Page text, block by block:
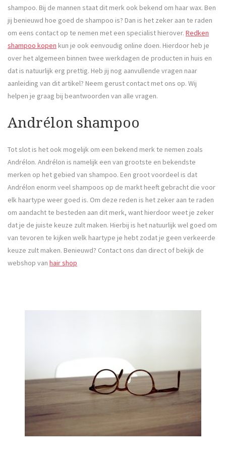
shampoo. Bij de mannen staat dit merk ook bekend om haar wax. Ben
jij benieuwd hoe goed de shampoo is? Dan is het zeker aan te raden
om eens contact op te nemen met een specialist hierover. Redken
shampoo kopen kun je ook eenvoudig online doen. Hierdoor heb je
over het algemeen binnen twee werkdagen de producten in huis en
dat is natuurlijk erg prettig. Heb jij nog aanvullende vragen naar
aanleiding van dit artikel? Neem gerust contact met ons op. Wij
helpen je graag bij beantwoorden van alle vragen.
Andrélon shampoo
Tot slot is het ook mogelijk om een bekend merk te nemen zoals
Andrélon. Andrélon is namelijk een van grootste en bekendste
merken op het gebied van shampoo. Een groot voordeel is dat
Andrélon enorm veel shampoos op de markt heeft gebracht die voor
elk haartype weer goed is. Om deze reden is het zeker aan te raden
om aandacht te besteden aan dit merk, want hierdoor weet je zeker
dat je de juiste keuze zult maken. Hierbij is het natuurlijk wel goed om
van tevoren te kijken welk haartype je hebt zodat je geen verkeerde
keuze zult maken. Benieuwd? Contact ons dan direct of bekijk de
webshop van hair shop